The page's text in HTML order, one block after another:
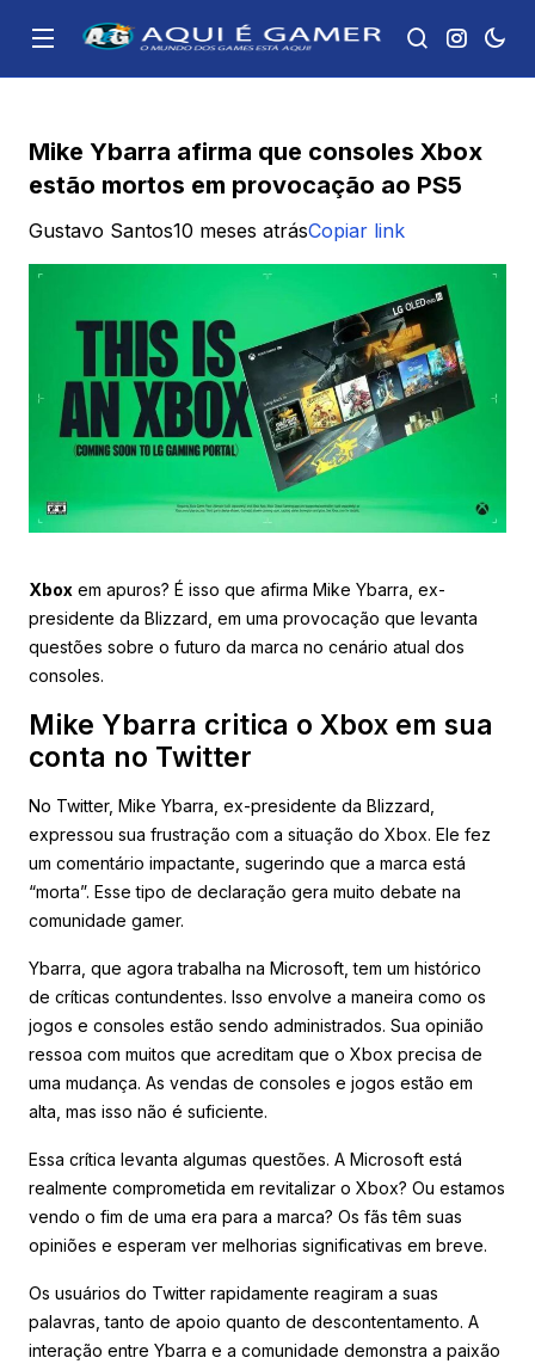
Mike Ybarra afirma que consoles Xbox
estão mortos em provocação ao PS5
Gustavo Santos10 meses atrásCopiar link
Xbox em apuros? É isso que afirma Mike Ybarra, ex-
presidente da Blizzard, em uma provocação que levanta
questões sobre o futuro da marca no cenário atual dos
consoles.
Mike Ybarra critica o Xbox em sua
conta no Twitter
No Twitter, Mike Ybarra, ex-presidente da Blizzard,
expressou sua frustração com a situação do Xbox. Ele fez
um comentário impactante, sugerindo que a marca está
“morta”. Esse tipo de declaração gera muito debate na
comunidade gamer.
Ybarra, que agora trabalha na Microsoft, tem um histórico
de críticas contundentes. Isso envolve a maneira como os
jogos e consoles estão sendo administrados. Sua opinião
ressoa com muitos que acreditam que o Xbox precisa de
uma mudança. As vendas de consoles e jogos estão em
alta, mas isso não é suficiente.
Essa crítica levanta algumas questões. A Microsoft está
realmente comprometida em revitalizar o Xbox? Ou estamos
vendo o fim de uma era para a marca? Os fãs têm suas
opiniões e esperam ver melhorias significativas em breve.
Os usuários do Twitter rapidamente reagiram a suas
palavras, tanto de apoio quanto de descontentamento. A
interação entre Ybarra e a comunidade demonstra a paixão